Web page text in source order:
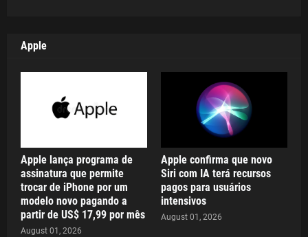
Apple
Apple lança programa de
assinatura que permite
trocar de iPhone por um
modelo novo pagando a
partir de US$ 17,99 por mês
August 01, 2026
Apple confirma que novo
Siri com IA terá recursos
pagos para usuários
intensivos
August 01, 2026